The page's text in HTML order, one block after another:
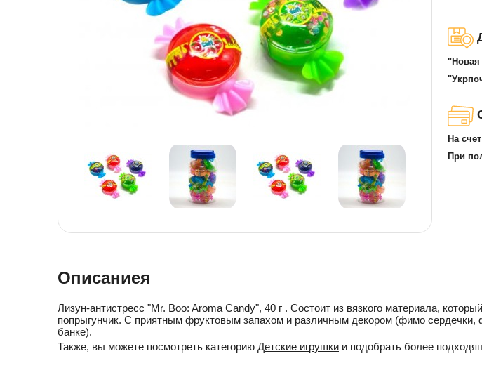
Детская косметика
Товары для праздника
Новогодние украшения
Детская книга
Товары для маленьких детей
Товары для маленьких детей
Уход и гигиена ребенка
"Новая
На
При
Описаниея
Лизун-антистресс "Mr. Boo: Aroma Candy", 40 г . Состоит из вязкого материала,
попрыгунчик. С приятным фруктовым запахом и различным декором (фимо
банке).
Также, вы можете посмотреть категорию Детские игрушки и подобрать более